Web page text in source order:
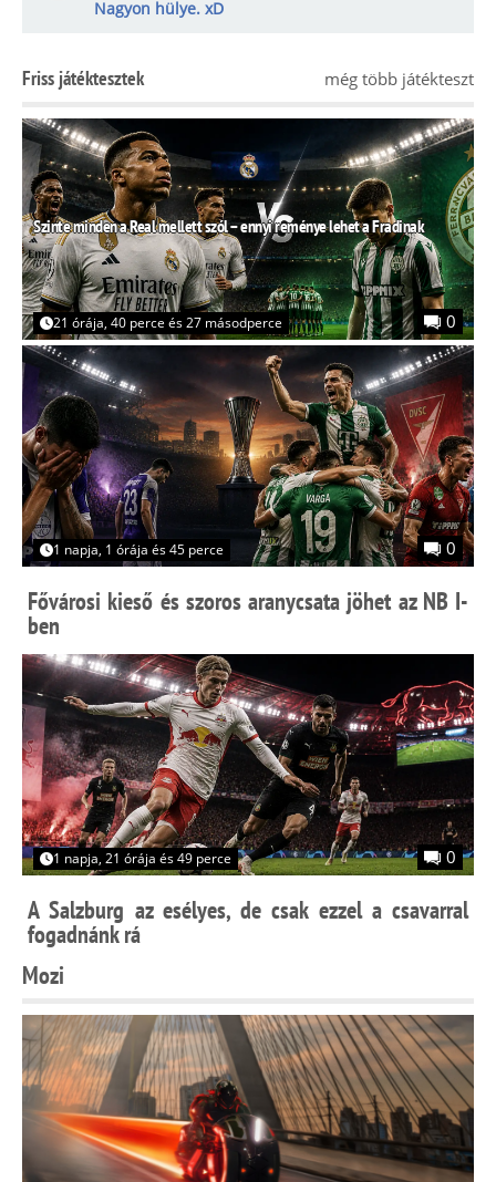
Nagyon hülye. xD
Friss játéktesztek még több játékteszt
0
21 órája, 40 perce és 27 másodperce
Szinte minden a Real mellett szól – ennyi reménye lehet a Fradinak
0
1 napja, 1 órája és 45 perce
Fővárosi kieső és szoros aranycsata jöhet az NB I-
ben
0
1 napja, 21 órája és 49 perce
A Salzburg az esélyes, de csak ezzel a csavarral
fogadnánk rá
Mozi